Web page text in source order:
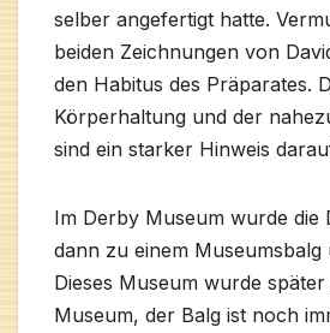
selber angefertigt hatte.
beiden Zeichnungen von
den Habitus des Präparates.
Körperhaltung und der
sind ein starker Hinweis
Im Derby Museum wurde die
dann zu einem Museumsbalg
Dieses Museum wurde
Museum, der Balg ist noch